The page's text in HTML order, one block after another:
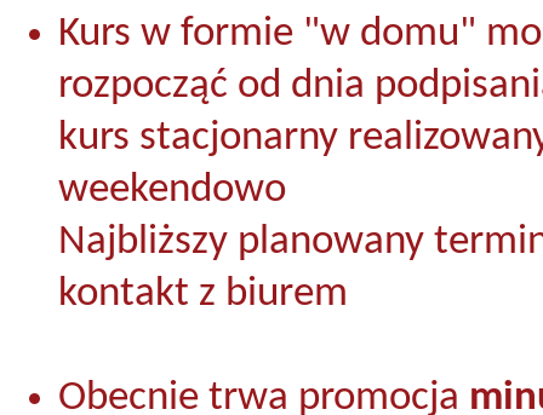
Kurs w formie "w domu"
rozpocząć od dnia
kurs stacjonarny
weekendowo
Najbliższy planowany
kontakt z biurem
Obecnie trwa promocja